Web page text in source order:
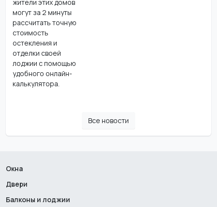
жители этих домов
могут за 2 минуты
рассчитать точную
стоимость
остекления и
отделки своей
лоджии с помощью
удобного онлайн-
калькулятора.
Все новости
Окна
Двери
Балконы и лоджии